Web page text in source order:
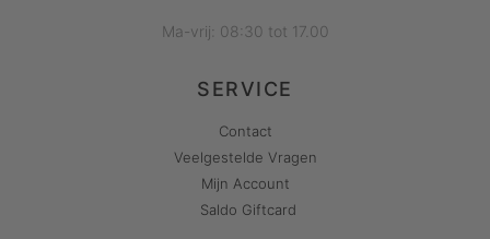
Ma-vrij: 08:30 tot 17.00
SERVICE
Contact
Veelgestelde Vragen
Mijn Account
Saldo Giftcard